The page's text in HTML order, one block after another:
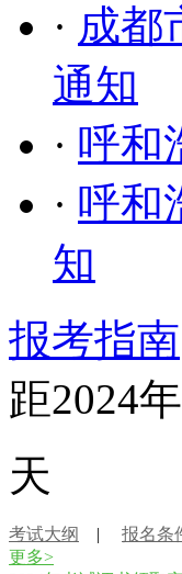
· 成都
通知
· 呼和
· 呼和
知
报考指南
距2024
天
考试大纲 | 报名条
更多>